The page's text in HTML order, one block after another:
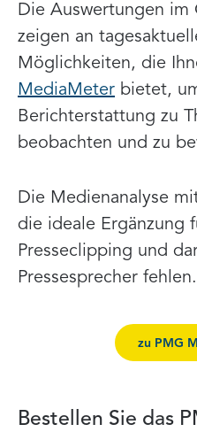
Die Auswertungen im
zeigen an
Möglichkeiten, die
MediaMeter bietet,
Berichterstattung zu
beobachten und zu
Die Medienanalyse
die ideale Ergänzung
Presseclipping und
Pressesprecher fehlen.
zu PMG
Bestellen Sie das